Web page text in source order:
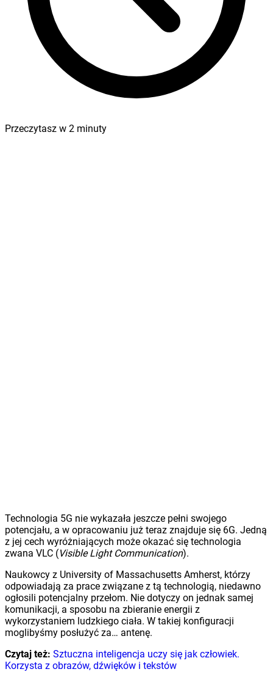
Przeczytasz w 2 minuty
Technologia 5G nie wykazała jeszcze pełni swojego
potencjału, a w opracowaniu już teraz znajduje się 6G. Jedną
z jej cech wyróżniających może okazać się technologia
zwana VLC (Visible Light Communication).
Naukowcy z University of Massachusetts Amherst, którzy
odpowiadają za prace związane z tą technologią, niedawno
ogłosili potencjalny przełom. Nie dotyczy on jednak samej
komunikacji, a sposobu na zbieranie energii z
wykorzystaniem ludzkiego ciała. W takiej konfiguracji
moglibyśmy posłużyć za… antenę.
Czytaj też: Sztuczna inteligencja uczy się jak człowiek.
Korzysta z obrazów, dźwięków i tekstów